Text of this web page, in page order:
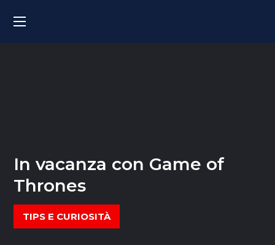
In vacanza con Game of
Thrones
TIPS E CURIOSITÀ